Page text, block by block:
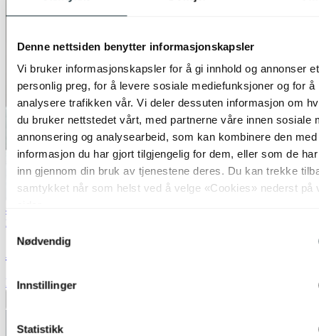
Denne nettsiden benytter informasjonskapsler
Vi bruker informasjonskapsler for å gi innhold og annonser et
personlig preg, for å levere sosiale mediefunksjoner og for å
analysere trafikken vår. Vi deler dessuten informasjon om
du bruker nettstedet vårt, med partnerne våre innen sosiale
annonsering og analysearbeid, som kan kombinere den med
informasjon du har gjort tilgjengelig for dem, eller som de
inn gjennom din bruk av tjenestene deres. Du kan trekke
samtykket når som helst ved å velge «Cookies» nederst på
Samtykkevalg
Nødvendig
Innstillinger
Statistikk
40% ved kjøp av 2 eller flere
Nova Life
Archie taklampe lysekrone 50cm sort
kr 8 499,-